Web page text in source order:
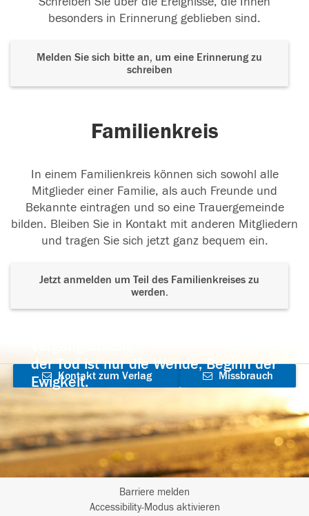
besonders in Erinnerung geblieben sind.
Melden Sie sich bitte an, um eine Erinnerung zu
schreiben
Familienkreis
In einem Familienkreis können sich sowohl alle
Mitglieder einer Familie, als auch Freunde und
Bekannte eintragen und so eine Trauergemeinde
bilden. Bleiben Sie in Kontakt mit anderen Mitgliedern
und tragen Sie sich jetzt ganz bequem ein.
Jetzt anmelden um Teil des Familienkreises zu
werden.
der Tod ist nur die Wende, Beginn der
Ewigkeit.
Kontakt zum Verlag
aufnehmen
Missbrauch
Barriere melden
Accessibility-Modus aktivieren